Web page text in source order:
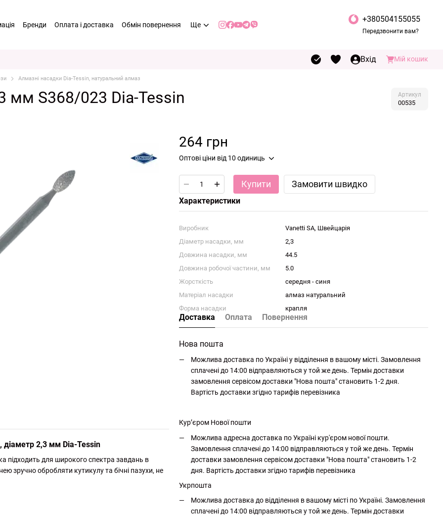
Бренди Оплата і доставка Обмін повернення Ще
+380504155055
Передзвонити вам?
Вхід Мій кошик
Алмазні насадки Dia-Tessin, натуральний алмаз
мм S368/023 Dia-Tessin Артикул
00535
діаметр 2,3 мм Dia-Tessin
підходить для широкого спектра завдань в
зручно обробляти кутикулу та бічні пазухи, не
264 грн
Оптові ціни від 10 одиниць
Купити Замовити швидко
Характеристики
Виробник
Vanetti SA, Швейцарія
Діаметр насадки, мм
2,3
Довжина насадки, мм
44.5
Довжина робочої частини, мм
5.0
Жорсткість
середня - синя
Матеріал насадки
алмаз натуральний
Форма насадки
крапля
Доставка Оплата Повернення
Нова пошта
Можлива доставка по Україні у відділення в вашому місті. Замовлення
сплачені до 14:00 відправляються у той же день. Термін доставки
замовлення сервісом доставки "Нова пошта" становить 1-2 дня.
Вартість доставки згідно тарифів перевізника
Кур’єром Нової пошти
Можлива адресна доставка по Україні кур'єром нової пошти.
Замовлення сплачені до 14:00 відправляються у той же день. Термін
доставки замовлення сервісом доставки "Нова пошта" становить 1-2
дня. Вартість доставки згідно тарифів перевізника
Укрпошта
Можлива доставка до відділення в вашому місті по Україні. Замовлення
сплачені до 14:00 відправляються у той же день. Термін доставки